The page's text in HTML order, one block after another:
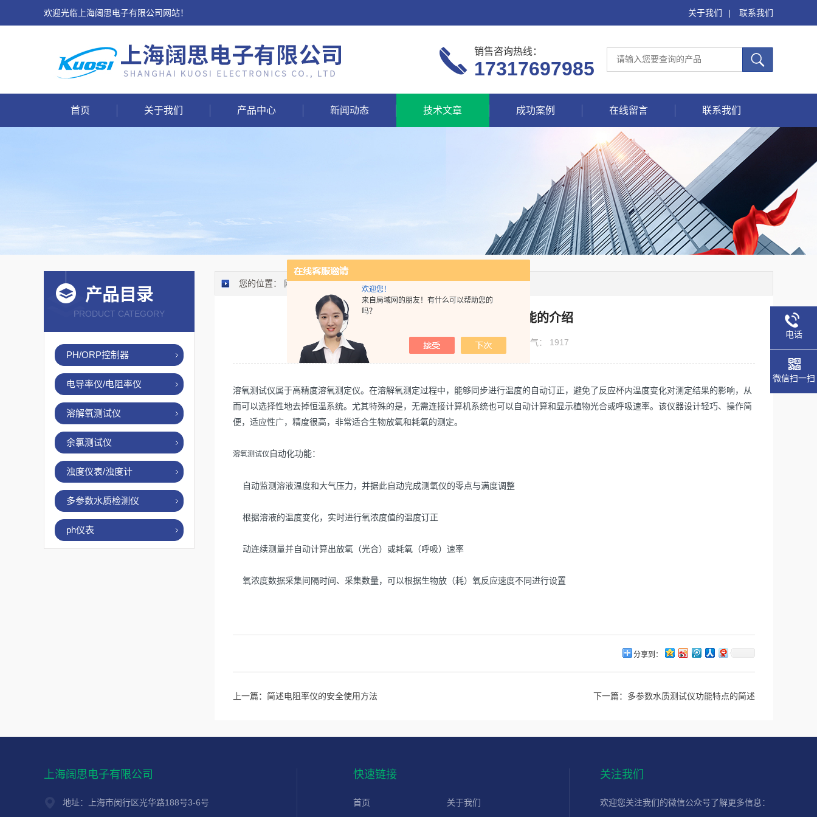
欢迎您！
来自局域网的朋友！有什么可以帮助您的
吗？
欢迎光临上海阔思电子有限公司网站！ 关于我们 | 联系我们
销售咨询热线：
17317697985
首页 关于我们 产品中心 新闻动态 技术文章 成功案例 在线留言 联系我们
产品目录
PRODUCT CATEGORY
PH/ORP控制器
电导率仪/电阻率仪
溶解氧测试仪
余氯测试仪
浊度仪表/浊度计
多参数水质检测仪
ph仪表
您的位置： 网站首页>技术文章> 溶氧测试仪自动化功能的介绍
溶氧测试仪自动化功能的介绍
发布日期： 2022-09-19 浏览人气： 1917
溶氧测试仪属于高精度溶氧测定仪。在溶解氧测定过程中，能够同步进行温度的自动订正，避免了反应杯内温度变化对测定结果的影响，从
而可以选择性地去掉恒温系统。尤其特殊的是，无需连接计算机系统也可以自动计算和显示植物光合或呼吸速率。该仪器设计轻巧、操作简
便，适应性广，精度很高，非常适合生物放氧和耗氧的测定。
溶氧测试仪 自动化功能：
自动监测溶液温度和大气压力，并据此自动完成测氧仪的零点与满度调整
根据溶液的温度变化，实时进行氧浓度值的温度订正
动连续测量并自动计算出放氧（光合）或耗氧（呼吸）速率
氧浓度数据采集间隔时间、采集数量，可以根据生物放（耗）氧反应速度不同进行设置
分享到：
上一篇： 简述电阻率仪的安全使用方法 下一篇： 多参数水质测试仪功能特点的简述
上海阔思电子有限公司
地址：上海市闵行区光华路188号3-6号
快速链接
首页 关于我们
关注我们
欢迎您关注我们的微信公众号了解更多信息：
电话
微信扫一扫